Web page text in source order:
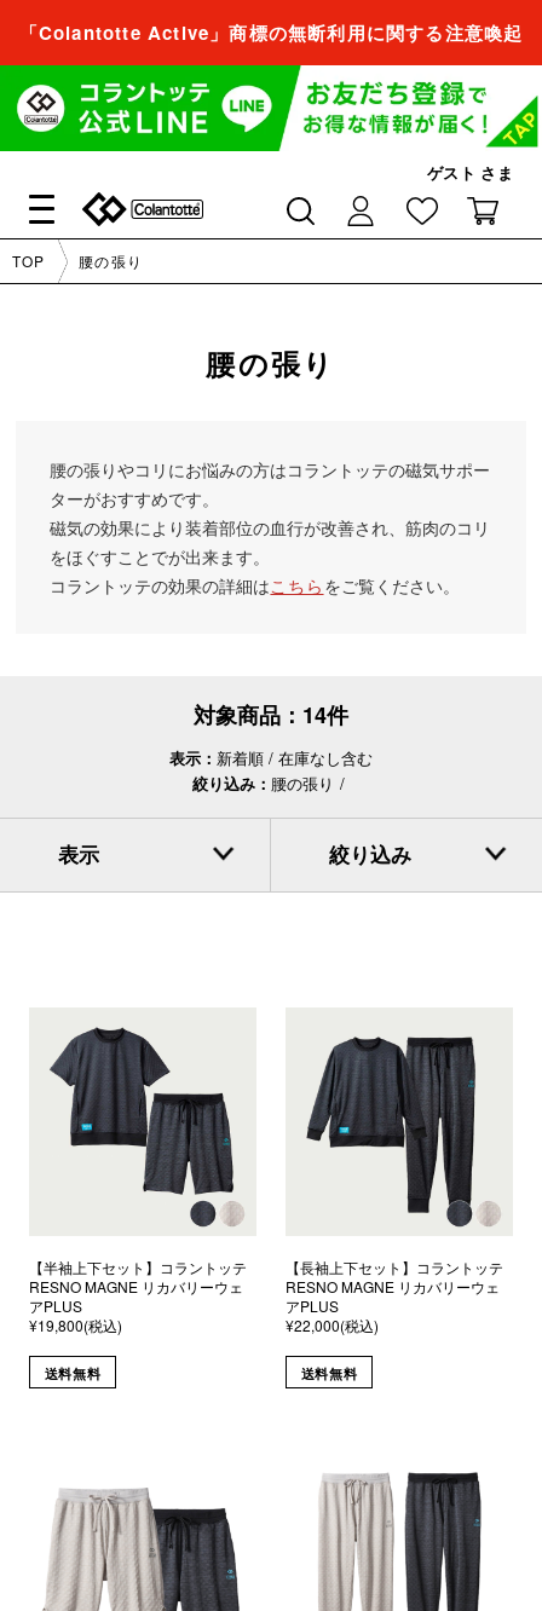
「Colantotte Active」商標の無断利用に関する注意喚起
ゲスト さま
会員登録すれば、
閉じる
会員登録すれば、
商品をお気に入り登録できるようになります。
会員登録／ログイン
TOP 腰の張り
腰の張り
腰の張りやコリにお悩みの方はコラントッテの磁気サポー
ターがおすすめです。
磁気の効果により装着部位の血行が改善され、筋肉のコリ
をほぐすことでが出来ます。
コラントッテの効果の詳細はこちら をご覧ください。
対象商品： 14件
表示： 新着順
在庫なし含む
絞り込み： 腰の張り
表示 絞り込み
【半袖上下セット】コラントッテ
RESNO MAGNE リカバリーウェ
アPLUS
¥19,800(税込)
送料無料
【長袖上下セット】コラントッテ
RESNO MAGNE リカバリーウェ
アPLUS
¥22,000(税込)
送料無料